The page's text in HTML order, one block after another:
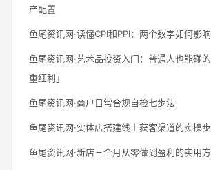
产配置
鱼尾资讯网·读懂CPI和PPI：两个数字如何影
鱼尾资讯网·艺术品投资入门：普通人也能碰
重红利」
鱼尾资讯网·商户日常合规自检七步法
鱼尾资讯网·实体店搭建线上获客渠道的实操
鱼尾资讯网·新店三个月从零做到盈利的实用